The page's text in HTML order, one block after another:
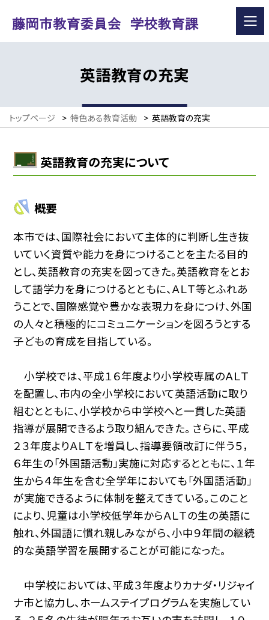
英語教育の充実
トップページ > 特色ある教育活動 > 英語教育の充実
英語教育の充実について
概要
本市では、国際社会において主体的に判断し生き抜
いていく資質や能力を身につけることを主たる目的
とし、英語教育の充実を図ってきた。英語教育をとお
して語学力を身につけるとともに、ＡＬＴ等とふれあ
うことで、国際感覚や豊かな表現力を身につけ、外国
の人々と積極的にコミュニケーションを図ろうとする
子どもの育成を目指している。
小学校では、平成１６年度より小学校専属のＡＬＴ
を配置し、市内の全小学校において英語活動に取り
組むとともに、小学校から中学校へと一貫した英語
指導が展開できるよう取り組んできた。 さらに、平成
２３年度よりＡＬＴを増員し、指導要領改訂に伴う５，
６年生の「外国語活動」実施に対応するとともに、１年
生から４年生を含む全学年においても「外国語活動」
が実施できるように体制を整えてきている。このこと
により、児童は小学校低学年からＡＬＴの生の英語に
触れ、外国語に慣れ親しみながら、小中９年間の継続
的な英語学習を展開することが可能になった。
中学校においては、平成３年度よりカナダ・リジャイ
ナ市と協力し、ホームステイプログラムを実施してい